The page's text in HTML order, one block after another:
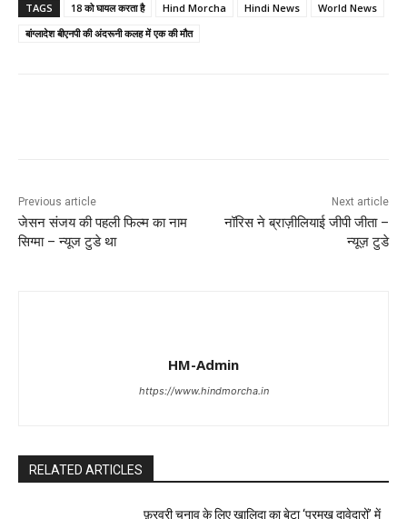
TAGS 18 को घायल करता है Hind Morcha Hindi News
World News
बांग्लादेश बीएनपी की अंदरूनी कलह में एक की मौत
Previous article
जेसन संजय की पहली फिल्म का नाम
सिग्मा – न्यूज टुडे था
Next article
नॉरिस ने ब्राज़ीलियाई जीपी जीता –
न्यूज़ टुडे
HM-Admin
https://www.hindmorcha.in
RELATED ARTICLES
फ़रवरी चुनाव के लिए खालिदा का बेटा ‘प्रमुख दावेदारों’ में